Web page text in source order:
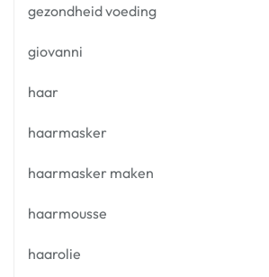
gezondheid voeding
giovanni
haar
haarmasker
haarmasker maken
haarmousse
haarolie